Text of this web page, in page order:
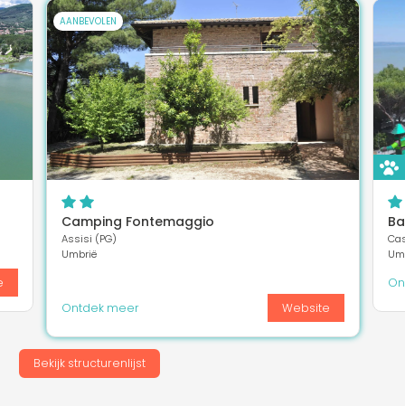
AANBEVOLEN
Camping Fontemaggio
Assisi (PG)
Umbrië
Ontdek meer Website
Bekijk structurenlijst